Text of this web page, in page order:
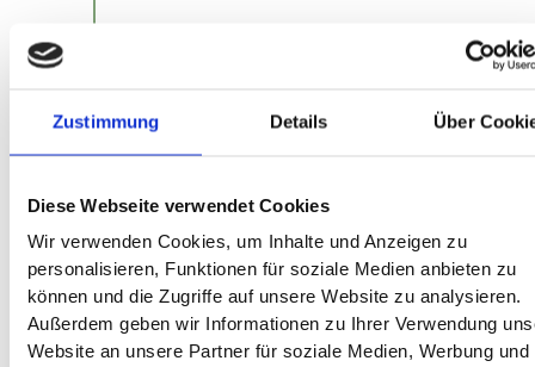
Zustimmung Details Über
Diese Webseite verwendet Cookies
Wir verwenden Cookies, um Inhalte und Anzeigen zu
personalisieren, Funktionen für soziale Medien anbieten zu
können und die Zugriffe auf unsere Website zu analysieren.
Außerdem geben wir Informationen zu Ihrer Verwendung
Website an unsere Partner für soziale Medien, Werbung und
1970
1990